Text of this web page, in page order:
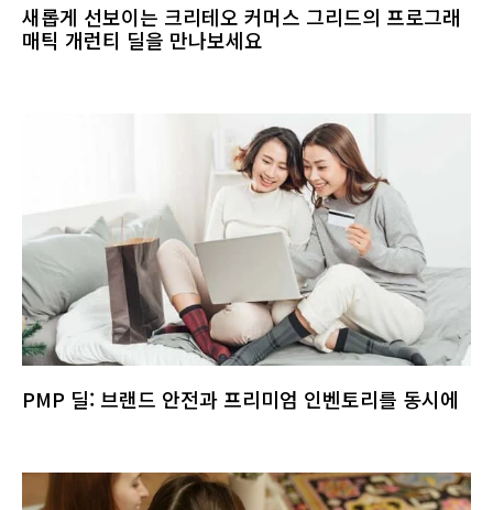
새롭게 선보이는 크리테오 커머스 그리드의 프로그래
매틱 개런티 딜을 만나보세요
PMP 딜: 브랜드 안전과 프리미엄 인벤토리를 동시에